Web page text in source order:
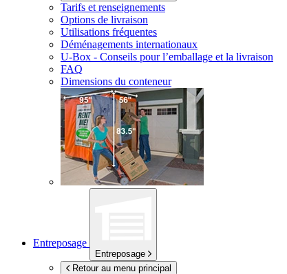
Tarifs et renseignements
Options de livraison
Utilisations fréquentes
Déménagements internationaux
U-Box - Conseils pour l’emballage et la livraison
FAQ
Dimensions du conteneur
Entreposage
Entreposage
Retour au menu principal